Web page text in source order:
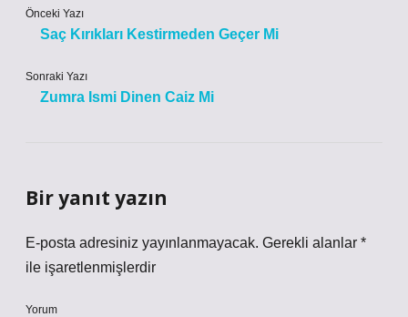
Önceki Yazı
Saç Kırıkları Kestirmeden Geçer Mi
Sonraki Yazı
Zumra Ismi Dinen Caiz Mi
Bir yanıt yazın
E-posta adresiniz yayınlanmayacak. Gerekli alanlar *
ile işaretlenmişlerdir
Yorum